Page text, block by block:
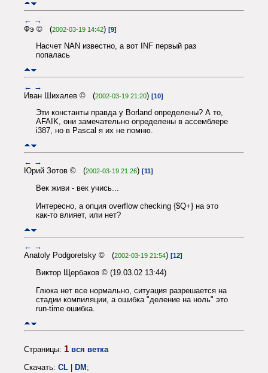
← →
Фэ © (2002-03-19 14:42) [9]
Насчет NAN известно, а вот INF первый раз
попалась
← →
Иван Шихалев © (2002-03-19 21:20) [10]
Эти константы правда у Borland определены? А то,
AFAIK, они замечательно определены в ассемблере
i387, но в Pascal я их не помню.
← →
Юрий Зотов © (2002-03-19 21:26) [11]
Век живи - век учись...
Интересно, а опция overflow checking {$Q+} на это
как-то влияет, или нет?
← →
Anatoly Podgoretsky © (2002-03-19 21:54) [12]
Виктор Щербаков © (19.03.02 13:44)
Глюка нет все нормально, ситуация разрешается на
стадии компиляции, а ошибка "деление на ноль" это
run-time ошибка.
Страницы: 1 вся ветка
Скачать: CL DM ;